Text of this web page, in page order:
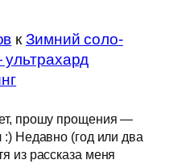
кЗимний соло-
прошу прощения —
:) Недавно (год или два
из рассказа меня